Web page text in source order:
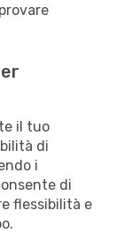
il tuo
di
i
di
flessibilità e